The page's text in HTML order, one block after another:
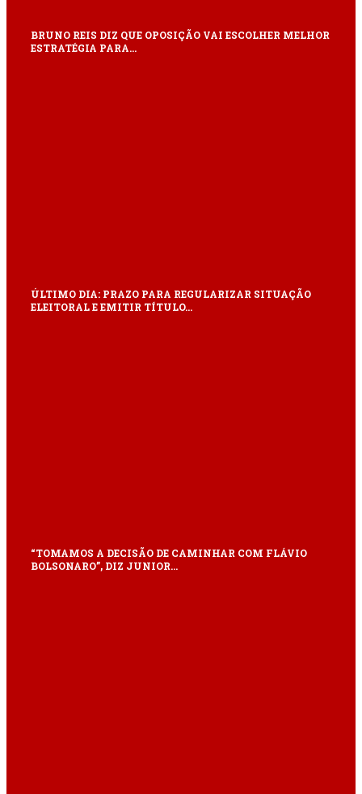
BRUNO REIS DIZ QUE OPOSIÇÃO VAI ESCOLHER MELHOR
ESTRATÉGIA PARA…
ÚLTIMO DIA: PRAZO PARA REGULARIZAR SITUAÇÃO
ELEITORAL E EMITIR TÍTULO…
“TOMAMOS A DECISÃO DE CAMINHAR COM FLÁVIO
BOLSONARO”, DIZ JUNIOR…